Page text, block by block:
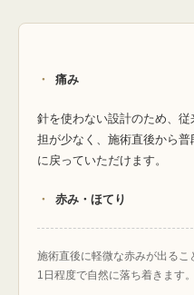
痛み
針を使わない設計のため、
担が少なく、施術直後から普
に戻っていただけます。
赤み・ほてり
施術直後に軽微な赤みが出る
1日程度で自然に落ち着きます。